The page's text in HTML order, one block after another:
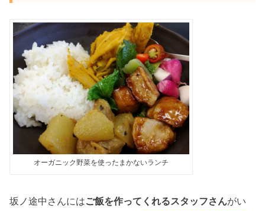
オーガニック野菜を使ったまかないランチ
坂ノ途中さんにはご飯を作ってくれるスタッフさんがい